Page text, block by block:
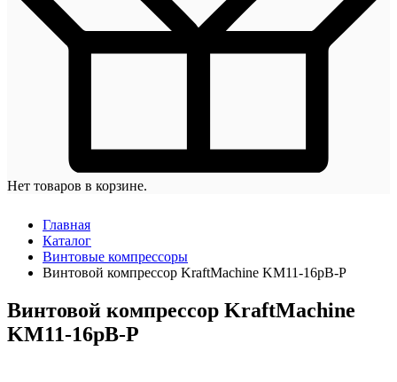
Нет товаров в корзине.
Главная
Каталог
Винтовые компрессоры
Винтовой компрессор KraftMachine KM11-16рВ-Р
Винтовой компрессор KraftMachine
KM11-16рВ-Р